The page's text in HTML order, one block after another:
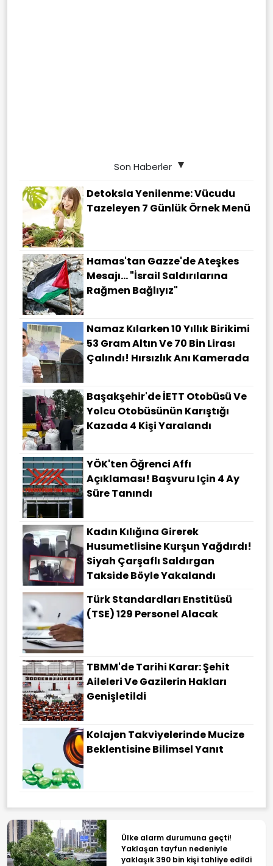
Son Haberler
Detoksla Yenilenme: Vücudu
Tazeleyen 7 Günlük Örnek Menü
Hamas'tan Gazze'de Ateşkes
Mesajı... "İsrail Saldırılarına
Rağmen Bağlıyız"
Namaz Kılarken 10 Yıllık Birikimi
53 Gram Altın Ve 70 Bin Lirası
Çalındı! Hırsızlık Anı Kamerada
Başakşehir'de İETT Otobüsü Ve
Yolcu Otobüsünün Karıştığı
Kazada 4 Kişi Yaralandı
YÖK'ten Öğrenci Affı
Açıklaması! Başvuru Için 4 Ay
Süre Tanındı
Kadın Kılığına Girerek
Husumetlisine Kurşun Yağdırdı!
Siyah Çarşaflı Saldırgan
Takside Böyle Yakalandı
Türk Standardları Enstitüsü
(TSE) 129 Personel Alacak
TBMM'de Tarihi Karar: Şehit
Aileleri Ve Gazilerin Hakları
Genişletildi
Kolajen Takviyelerinde Mucize
Beklentisine Bilimsel Yanıt
Ülke alarm durumuna geçti!
Yaklaşan tayfun nedeniyle
yaklaşık 390 bin kişi tahliye edildi